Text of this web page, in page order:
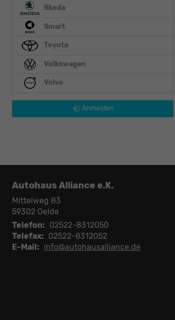
Skoda
Smart
Toyota
Volkswagen
Volvo
Anmelden
Autohaus Alliance e.K.
Mittelweg 83
59302 Oelde
Telefon: 02522-8312050
Telefax: 02522-8312052
E-Mail: info@autohausalliance.de